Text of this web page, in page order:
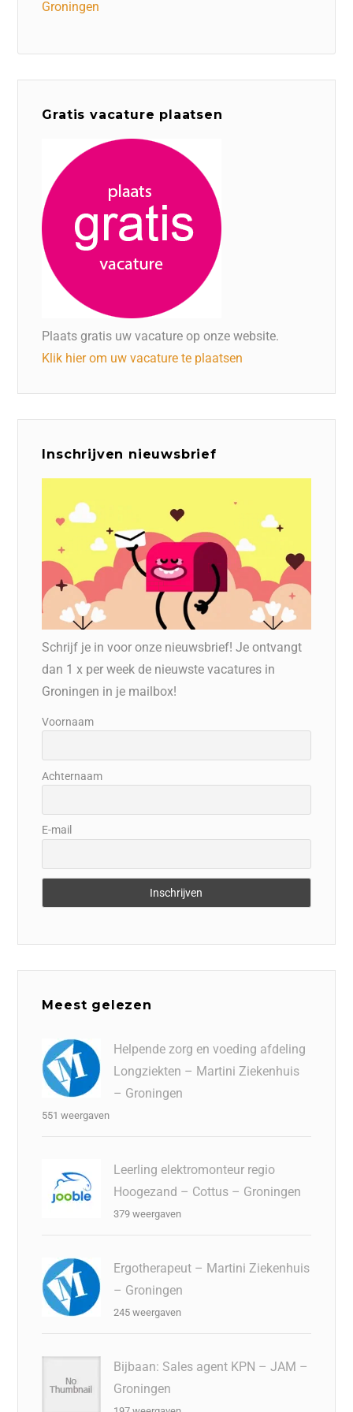
Groningen
Gratis vacature plaatsen
Plaats gratis uw vacature op onze website.
Klik hier om uw vacature te plaatsen
Inschrijven nieuwsbrief
Schrijf je in voor onze nieuwsbrief! Je ontvangt
dan 1 x per week de nieuwste vacatures in
Groningen in je mailbox!
Voornaam
Achternaam
E-mail
Meest gelezen
Helpende zorg en voeding afdeling
Longziekten – Martini Ziekenhuis
– Groningen
551 weergaven
Leerling elektromonteur regio
Hoogezand – Cottus – Groningen
379 weergaven
Ergotherapeut – Martini Ziekenhuis
– Groningen
245 weergaven
Bijbaan: Sales agent KPN – JAM –
Groningen